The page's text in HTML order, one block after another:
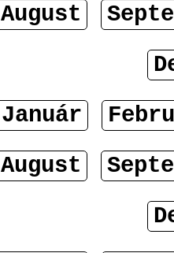
August
Január
August